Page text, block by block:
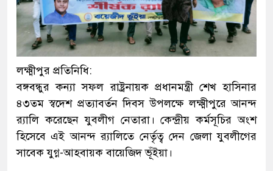
লক্ষ্মীপুর প্রতিনিধি:
বঙ্গবন্ধুর কন্যা সফল রাষ্ট্রনায়ক প্রধানমন্ত্রী শেখ হাসিনার
৪৩তম স্বদেশ প্রত্যাবর্তন দিবস উপলক্ষে লক্ষ্মীপুরে আনন্দ
র‌্যালি করেছেন যুবলীগ নেতারা। কেন্দ্রীয় কর্মসূচির অংশ
হিসেবে এই আনন্দ র‌্যালিতে নের্তৃত্ব দেন জেলা যুবলীগের
সাবেক যুগ্ন-আহবায়ক বায়েজিদ ভূঁইয়া।